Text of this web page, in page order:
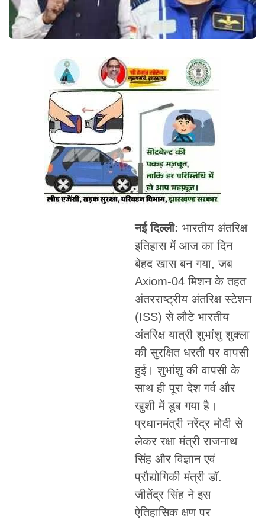
नई दिल्ली: भारतीय अंतरिक्ष
इतिहास में आज का दिन
बेहद खास बन गया, जब
Axiom-04 मिशन के तहत
अंतरराष्ट्रीय अंतरिक्ष स्टेशन
(ISS) से लौटे भारतीय
अंतरिक्ष यात्री शुभांशु शुक्ला
की सुरक्षित धरती पर वापसी
हुई। शुभांशु की वापसी के
साथ ही पूरा देश गर्व और
खुशी में डूब गया है।
प्रधानमंत्री नरेंद्र मोदी से
लेकर रक्षा मंत्री राजनाथ
सिंह और विज्ञान एवं
प्रौद्योगिकी मंत्री डॉ.
जीतेंद्र सिंह ने इस
ऐतिहासिक क्षण पर